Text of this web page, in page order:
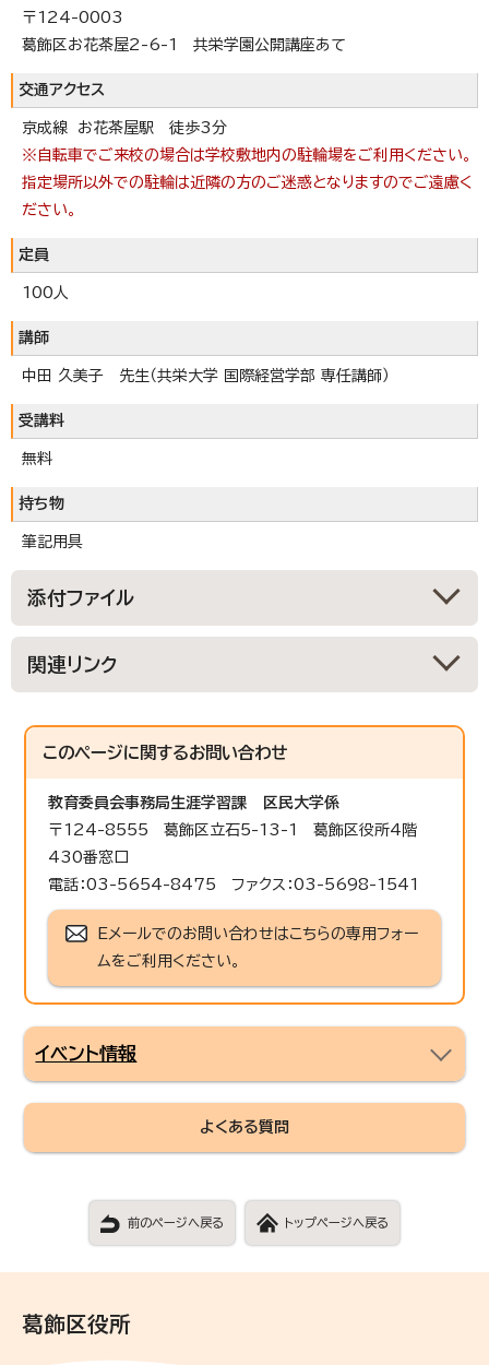
〒124-0003
葛飾区お花茶屋2-6-1 共栄学園公開講座あて
交通アクセス
京成線 お花茶屋駅 徒歩3分
※自転車でご来校の場合は学校敷地内の駐輪場をご利用ください。
指定場所以外での駐輪は近隣の方のご迷惑となりますのでご遠慮く
ださい。
定員
100人
講師
中田 久美子 先生（共栄大学 国際経営学部 専任講師）
受講料
無料
持ち物
筆記用具
添付ファイル
関連リンク
このページに関するお問い合わせ
教育委員会事務局生涯学習課
区民大学係
〒124-8555 葛飾区立石5-13-1 葛飾区役所4階
430番窓口
電話：03-5654-8475 ファクス：03-5698-1541
Eメールでのお問い合わせはこちらの専用フォー
ムをご利用ください。
イベント情報
よくある質問
前のページへ戻る トップページへ戻る
葛飾区役所